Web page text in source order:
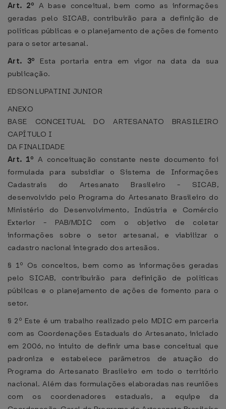
Art. 2º A base conceitual, bem como as informações
geradas pelo SICAB, contribuirão para a definição de
políticas públicas e o planejamento de ações de fomento
para o setor artesanal.
Art. 3º Esta portaria entra em vigor na data da sua
publicação.
EDSON LUPATINI JUNIOR
ANEXO
BASE CONCEITUAL DO ARTESANATO BRASILEIRO
CAPÍTULO I
DA FINALIDADE
Art. 1ºA conceituação constante neste documento foi
formulada para subsidiar o Sistema de Informações
Cadastrais do Artesanato Brasileiro - SICAB,
desenvolvido pelo Programa do Artesanato Brasileiro do
Ministério do Desenvolvimento, Indústria e Comércio
Exterior - PAB/MDIC com o objetivo de coletar
informações sobre o setor artesanal, e viabilizar o
cadastro nacional integrado dos artesãos.
§ 1º Os conceitos, bem como as informações geradas
pelo SICAB, contribuirão para definição de políticas
públicas e o planejamento de ações de fomento para o
setor.
§ 2º Este é um trabalho realizado pelo MDIC em parceria
com as Coordenações Estaduais do Artesanato, iniciado
em 2006, no intuito de definir uma base conceitual que
padroniza e estabelece parâmetros de atuação do
Programa do Artesanato Brasileiro em todo o território
nacional. Além das formulações elaboradas nas reuniões
com os coordenadores estaduais, a equipe da